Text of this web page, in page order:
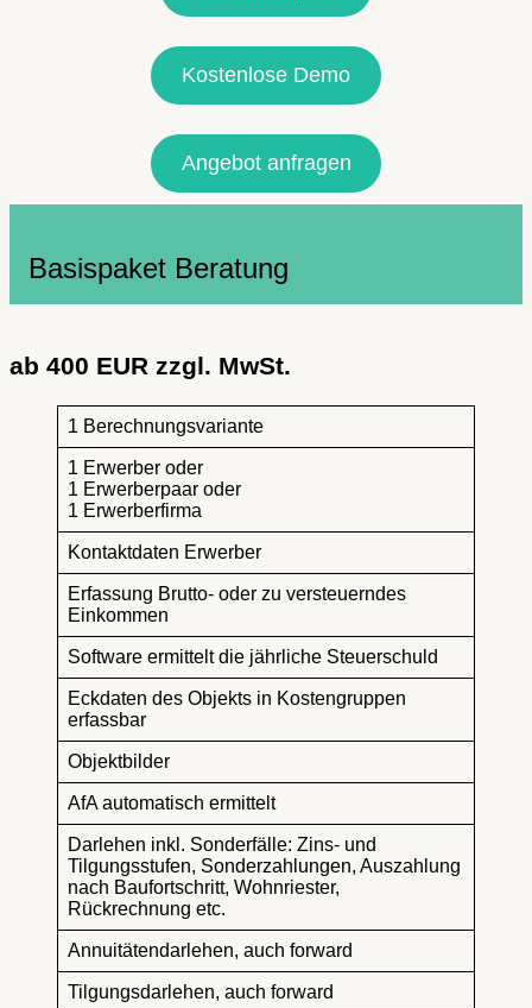
Kostenlose Demo
Angebot anfragen
Basispaket Beratung
ab 400 EUR zzgl. MwSt.
1 Berechnungsvariante
1 Erwerber oder
1 Erwerberpaar oder
1 Erwerberfirma
Kontaktdaten Erwerber
Erfassung Brutto- oder zu versteuerndes
Einkommen
Software ermittelt die jährliche Steuerschuld
Eckdaten des Objekts in Kostengruppen
erfassbar
Objektbilder
AfA automatisch ermittelt
Darlehen inkl. Sonderfälle: Zins- und
Tilgungsstufen, Sonderzahlungen, Auszahlung
nach Baufortschritt, Wohnriester,
Rückrechnung etc.
Annuitätendarlehen, auch forward
Tilgungsdarlehen, auch forward